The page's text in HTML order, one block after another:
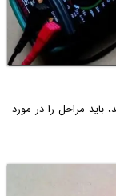
مراحل را در مورد